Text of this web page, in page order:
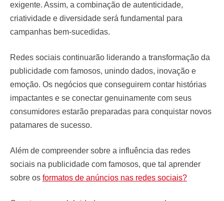
exigente. Assim, a combinação de autenticidade,
criatividade e diversidade será fundamental para
campanhas bem-sucedidas.
Redes sociais continuarão liderando a transformação da
publicidade com famosos, unindo dados, inovação e
emoção. Os negócios que conseguirem contar histórias
impactantes e se conectar genuinamente com seus
consumidores estarão preparadas para conquistar novos
patamares de sucesso.
Além de compreender sobre a influência das redes
sociais na publicidade com famosos, que tal aprender
sobre os formatos de anúncios nas redes sociais?